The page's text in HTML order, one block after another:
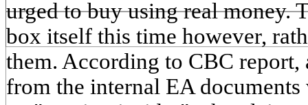
urged to buy using real money.
box itself this time however,
them. According to CBC report,
from the internal EA